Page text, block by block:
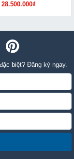
28.500.000₫
biệt? Đăng ký ngay.